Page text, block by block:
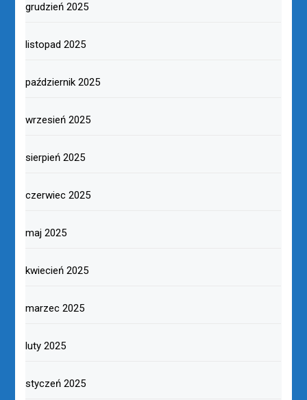
grudzień 2025
listopad 2025
październik 2025
wrzesień 2025
sierpień 2025
czerwiec 2025
maj 2025
kwiecień 2025
marzec 2025
luty 2025
styczeń 2025